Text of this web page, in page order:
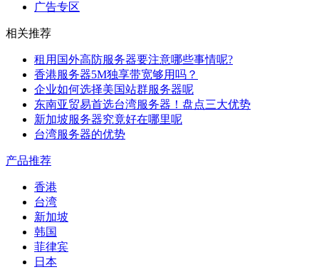
广告专区
相关推荐
租用国外高防服务器要注意哪些事情呢?
香港服务器5M独享带宽够用吗？
企业如何选择美国站群服务器呢
东南亚贸易首选台湾服务器！盘点三大优势
新加坡服务器究竟好在哪里呢
台湾服务器的优势
产品推荐
香港
台湾
新加坡
韩国
菲律宾
日本